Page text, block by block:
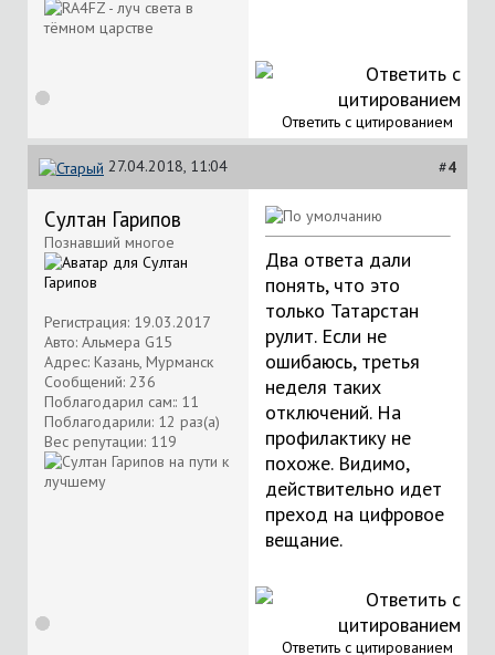
Ответить с цитированием
27.04.2018, 11:04 #4
Султан Гарипов
Познавший многое
Регистрация: 19.03.2017
Авто: Альмера G15
Адрес: Казань, Мурманск
Сообщений: 236
Поблагодарил сам:: 11
Поблагодарили: 12 раз(а)
Вес репутации: 119
Два ответа дали
понять, что это
только Татарстан
рулит. Если не
ошибаюсь, третья
неделя таких
отключений. На
профилактику не
похоже. Видимо,
действительно идет
преход на цифровое
вещание.
Ответить с цитированием